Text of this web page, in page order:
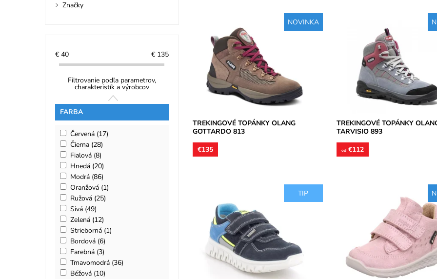
NOVINKA
Treková pevná obuv vysoká členková,
zvršok je vyhotovený z brúsenej kože,
podšívky textilné, stielky tvarované...
Dostupnosť:
Skladom
Značka:
Olang
Záruka:
2 roky
TREKINGOVÉ TOPÁNKY OLANG
GOTTARDO 813
€135
Treková pevná obuv vysoká
zvršok je vyhotovený z brúsenej
podšívky textilné, stielky
Dostupnosť:
Skladom
Značka:
Olang
Záruka:
2 roky
TREKINGOVÉ TOPÁNKY
TARVISIO 893
od €112
TIP
Nepremokavá membrána GoreTex.
Zvršok kombinácia kože a syntetiky,
vnútorné stielky textil, vložky kožené.
Obuv vhodná...
Dostupnosť:
Skladom
Značka:
Primigi
Záruka:
2 roky
Nepremokavá membrána
zvršok usňová koža s jemne
nástrekom, vnútorné podšívky
Dostupnosť:
Skladom
Značka:
Superfit
Záruka:
Značky
€ 40 € 135
Filtrovanie podľa parametrov,
charakteristík a výrobcov
FARBA
Červená (17)
Čierna (28)
Fialová (8)
Hnedá (20)
Modrá (86)
Oranžová (1)
Ružová (25)
Sivá (49)
Zelená (12)
Strieborná (1)
Bordová (6)
Farebná (3)
Tmavomodrá (36)
Béžová (10)